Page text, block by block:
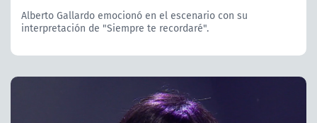
Alberto Gallardo emocionó en el escenario con su
interpretación de "Siempre te recordaré".